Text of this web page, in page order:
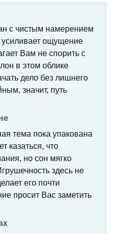
с чистым намерением
усиливает ощущение
Вам не спорить с
в этом облике
дело без лишнего
значит, путь
тема пока упакована
казаться, что
но сон мягко
здесь не
его почти
просит Вас заметить